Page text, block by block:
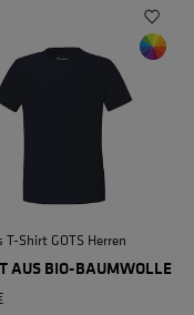
T-Shirt GOTS Herren
AUS BIO-BAUMWOLLE